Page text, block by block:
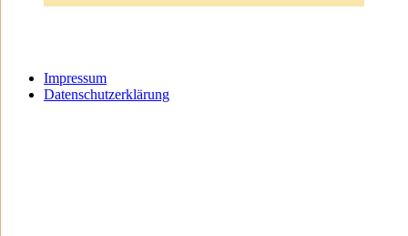
Impressum
Datenschutzerklärung